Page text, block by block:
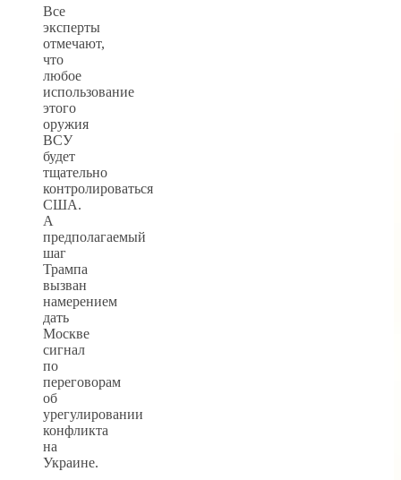
Все
эксперты
отмечают,
что
любое
использование
этого
оружия
ВСУ
будет
тщательно
контролироваться
США.
А
предполагаемый
шаг
Трампа
вызван
намерением
дать
Москве
сигнал
по
переговорам
об
урегулировании
конфликта
на
Украине.